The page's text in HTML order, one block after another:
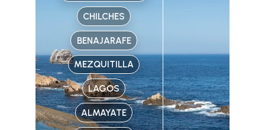
CHILCHES
BENAJARAFE
MEZQUITILLA
LAGOS
ALMAYATE